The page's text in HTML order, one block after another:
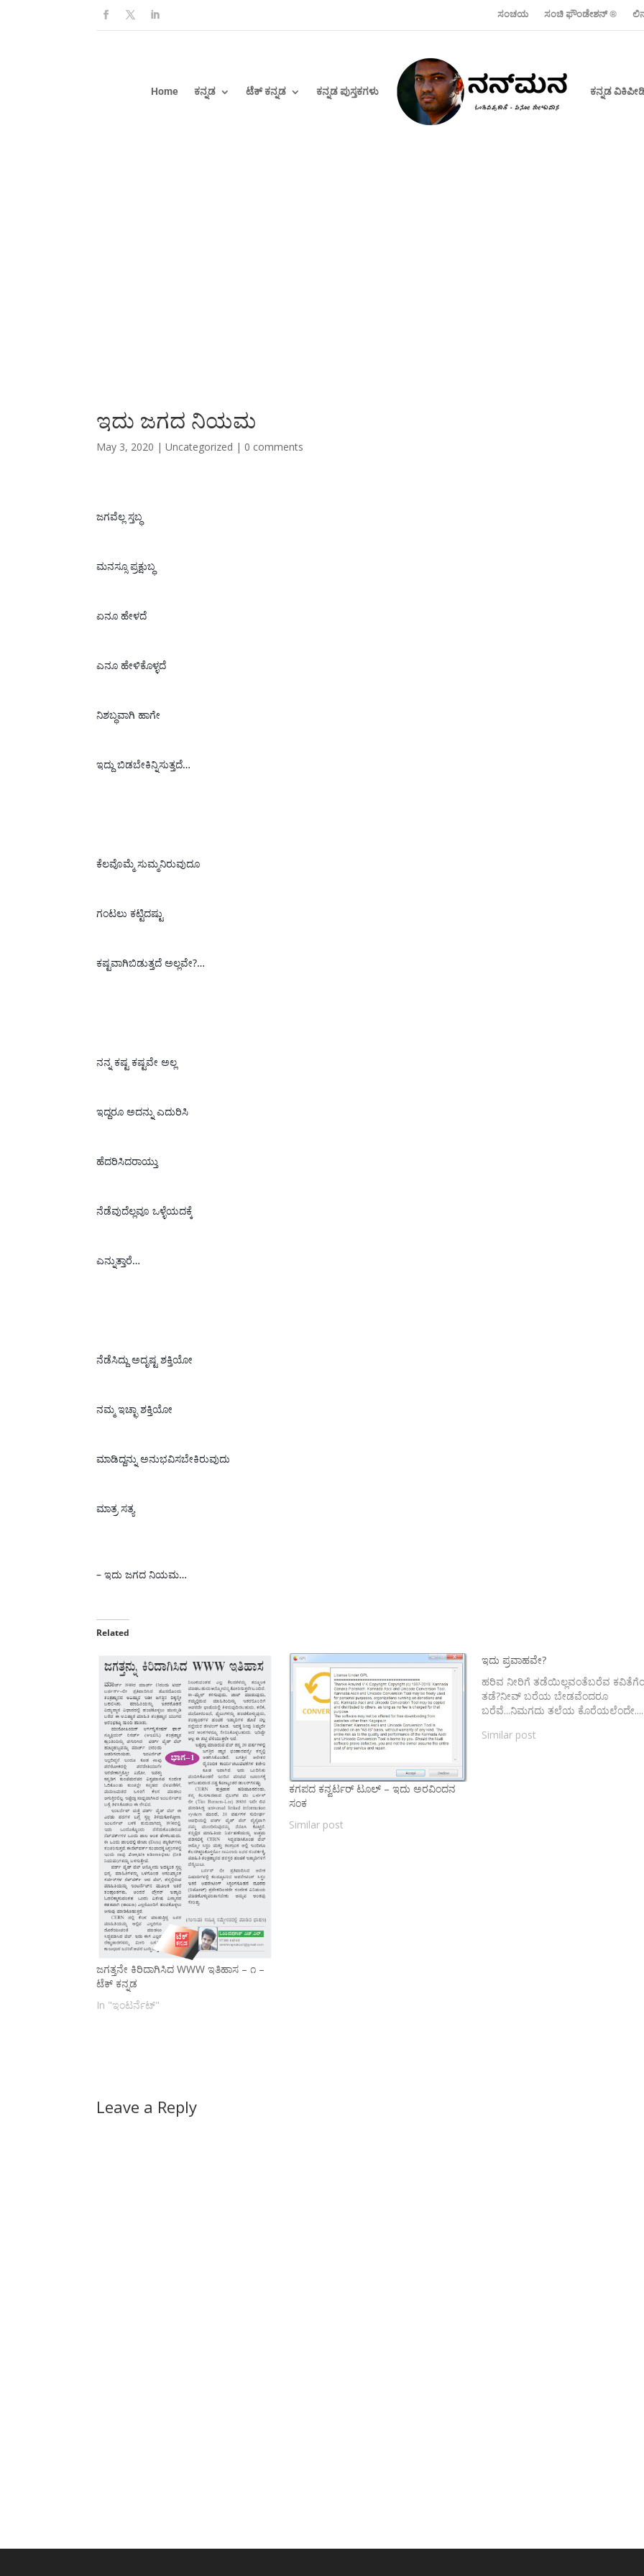
ಸಂಚಯ ಸಂಚಿ ಫೌಂಡೇಶನ್ ‍®
Home ಕನ್ನಡ ಟೆಕ್ ಕನ್ನಡ ಕನ್ನಡ ಪುಸ್ತಕಗಳು ಕನ್ನಡ
ಇದು‍ ಜಗದ ನಿಯಮ
May 3, 2020 |Uncategorized | 0 comments
ಜಗವೆಲ್ಲ ಸ್ತಬ್ಧ
ಮನಸ್ಸೂ ಪ್ರಕ್ಷುಬ್ಧ
ಏನೂ ಹೇಳದೆ
ಎನೂ ಹೇಳಿಕೊಳ್ಳದೆ
ನಿಶಬ್ಧವಾಗಿ ಹಾಗೇ
ಇದ್ದು ಬಿಡಬೇಕಿನ್ನಿಸುತ್ತದೆ…
ಕೆಲವೊಮ್ಮೆ ಸುಮ್ಮನಿರುವುದೂ
ಗಂಟಲು ಕ‌ಟ್ಟಿದಷ್ಟು
ಕಷ್ಟವಾಗಿಬಿಡುತ್ತದೆ ಅಲ್ಲವೇ?…
ನನ್ನ ಕಷ್ಟ ಕಷ್ಟವೇ ಅಲ್ಲ
ಇದ್ದರೂ ಅದನ್ನು ಎದುರಿಸಿ
ಹೆದರಿಸಿದರಾಯ್ತು
ನೆಡೆವುದೆಲ್ಲವೂ ಒಳ್ಳೆಯದಕ್ಕೆ
ಎನ್ನುತ್ತಾರೆ…
ನೆಡೆ‌ಸಿದ್ದು ಅದೃಷ್ಟ ಶಕ್ತಿಯೋ
ನಮ್ಮ ಇಚ್ಛಾ ಶಕ್ತಿಯೋ
ಮಾಡಿದ್ದನ್ನು ಅನುಭವಿಸಬೇಕಿರುವುದು
ಮಾತ್ರ ಸತ್ಯ
– ಇದು ಜಗದ ನಿಯಮ…
Related
ಜಗತ್ತನೇ ಕಿರಿದಾಗಿಸಿದ WWW ಇತಿಹಾಸ – ೧ –
ಟೆಕ್ ಕನ್ನಡ
In "ಇಂಟರ್ನೆಟ್"
ಕಗಪದ ಕನ್ವರ್ಟರ್ ಟೂಲ್ – ಇದು ಅರವಿಂದನ
ಸಂಕ
Similar post
ಇದು ಪ್ರವಾಹವೇ?
ಹರಿವ ನೀರಿಗೆ ತಡೆಯಿಲ್ಲವಂತೆಬರೆವ
ತಡೆ?ನೀವ್ ಬರೆಯ ಬೇಡವೆಂದರೂ
ಬರೆವೆ...ನಿಮಗದು ತಲೆಯ ಕೊರೆಯಲೆಂದೇ....
Similar post
Leave a Reply